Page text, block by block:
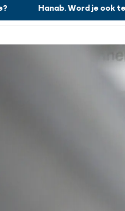
de beste?
Hanab. Word je ook
Werken bij Menu